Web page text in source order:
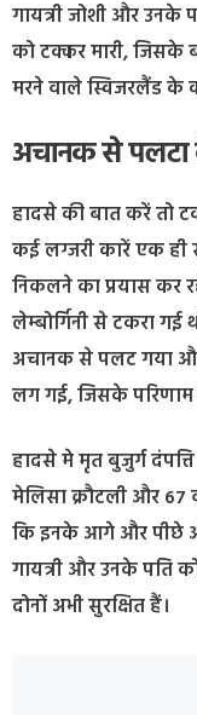
गायत्री जोशी और उनके
को टक्कर मारी,
मरने वाले स्विजरलैंड के
अचानक से
हादसे की बात करें तो
कई लग्जरी कारें एक
निकलने का प्रयास कर
लेम्बोर्गिनी से टकरा
अचानक से पलट गया
लग गई, जिसके परिणाम
हादसे मे मृत बुजुर्ग
मेलिसा क्रौटली और 67
कि इनके आगे और पीछे
गायत्री और उनके पति
दोनों अभी सुरक्षित हैं।